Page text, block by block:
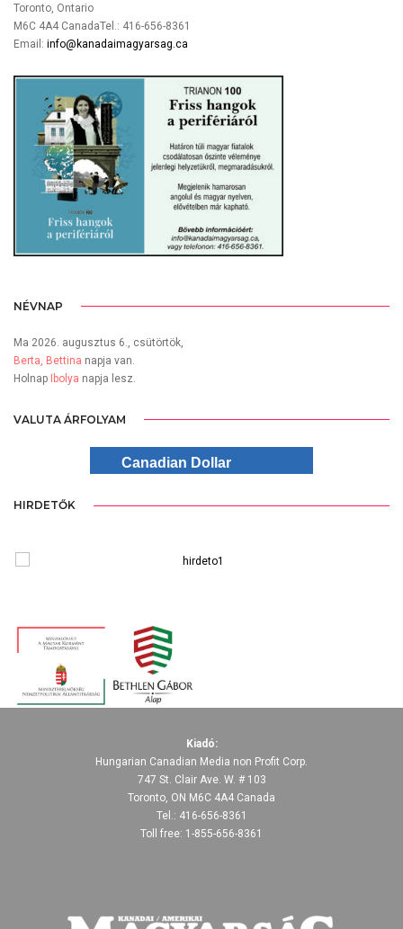
Toronto, Ontario
M6C 4A4 CanadaTel.: 416-656-8361
Email: info@kanadaimagyarsag.ca
NÉVNAP
Ma 2026. augusztus 6., csütörtök,
Berta, Bettina napja van.
Holnap Ibolya napja lesz.
VALUTA ÁRFOLYAM
Canadian Dollar
HIRDETŐK
WordPress Carousel Free Version
Kiadó:
Hungarian Canadian Media non Profit Corp.
747 St. Clair Ave. W. # 103
Toronto, ON M6C 4A4 Canada
Tel.: 416-656-8361
Toll free: 1-855-656-8361